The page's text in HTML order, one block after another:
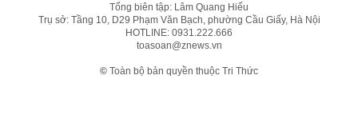
Tổng biên tập: Lâm Quang Hiếu
Trụ sở: Tầng 10, D29 Phạm Văn Bạch, phường Cầu Giấy, Hà Nội
HOTLINE: 0931.222.666
toasoan@znews.vn
© Toàn bộ bản quyền thuộc Tri Thức